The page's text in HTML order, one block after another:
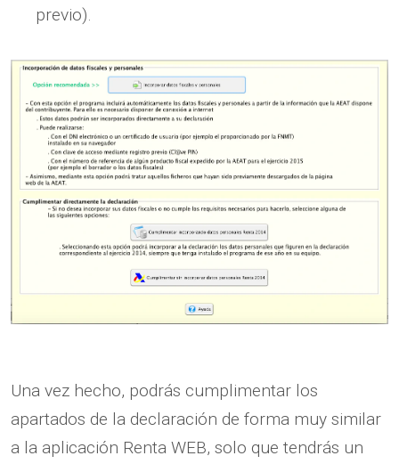
previo).
Una vez hecho, podrás cumplimentar los
apartados de la declaración de forma muy similar
a la aplicación Renta WEB, solo que tendrás un